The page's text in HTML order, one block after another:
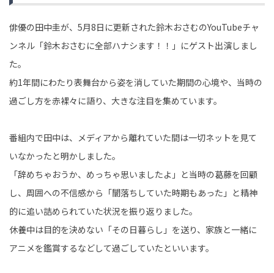
俳優の田中圭が、5月8日に更新された鈴木おさむのYouTubeチャ
ンネル「鈴木おさむに全部ハナシます！！」にゲスト出演しまし
た。
約1年間にわたり表舞台から姿を消していた期間の心境や、当時の
過ごし方を赤裸々に語り、大きな注目を集めています。
番組内で田中は、メディアから離れていた間は一切ネットを見て
いなかったと明かしました。
「辞めちゃおうか、めっちゃ思いましたよ」と当時の葛藤を回顧
し、周囲への不信感から「闇落ちしていた時期もあった」と精神
的に追い詰められていた状況を振り返りました。
休養中は目的を決めない「その日暮らし」を送り、家族と一緒に
アニメを鑑賞するなどして過ごしていたといいます。